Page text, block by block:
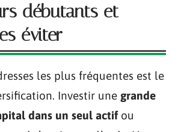
débutants et
éviter
les plus fréquentes est le
Investir une grande
dans un seul actifou